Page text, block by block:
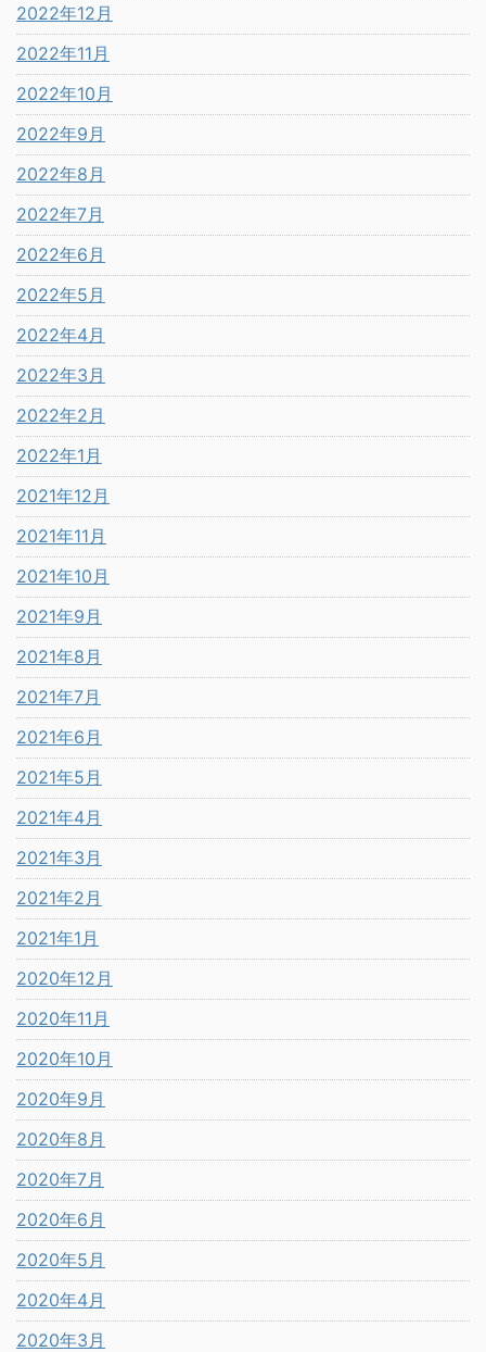
2022年12月
2022年11月
2022年10月
2022年9月
2022年8月
2022年7月
2022年6月
2022年5月
2022年4月
2022年3月
2022年2月
2022年1月
2021年12月
2021年11月
2021年10月
2021年9月
2021年8月
2021年7月
2021年6月
2021年5月
2021年4月
2021年3月
2021年2月
2021年1月
2020年12月
2020年11月
2020年10月
2020年9月
2020年8月
2020年7月
2020年6月
2020年5月
2020年4月
2020年3月